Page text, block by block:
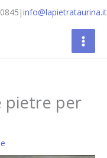
|info@lapietrataurina.it
pietre per